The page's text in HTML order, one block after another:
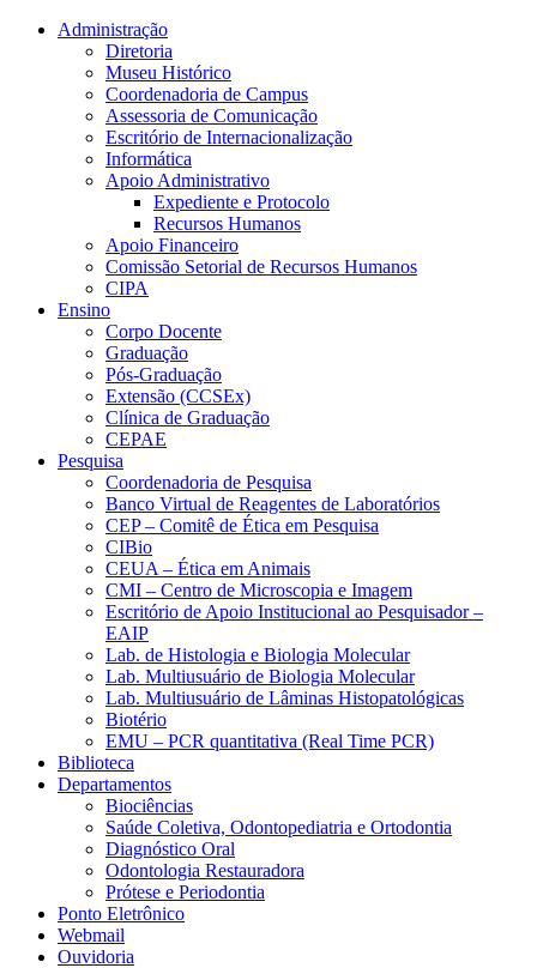
Conteúdo principal Menu principal
Administração
Diretoria
Museu Histórico
Coordenadoria de Campus
Assessoria de Comunicação
Escritório de Internacionalização
Informática
Apoio Administrativo
Expediente e Protocolo
Recursos Humanos
Apoio Financeiro
Comissão Setorial de Recursos Humanos
CIPA
Ensino
Corpo Docente
Graduação
Pós-Graduação
Extensão (CCSEx)
Clínica de Graduação
CEPAE
Pesquisa
Coordenadoria de Pesquisa
Banco Virtual de Reagentes de Laboratórios
CEP – Comitê de Ética em Pesquisa
CIBio
CEUA – Ética em Animais
CMI – Centro de Microscopia e Imagem
Escritório de Apoio Institucional ao Pesquisador –
EAIP
Lab. de Histologia e Biologia Molecular
Lab. Multiusuário de Biologia Molecular
Lab. Multiusuário de Lâminas Histopatológicas
Biotério
EMU – PCR quantitativa (Real Time PCR)
Biblioteca
Departamentos
Biociências
Saúde Coletiva, Odontopediatria e Ortodontia
Diagnóstico Oral
Odontologia Restauradora
Prótese e Periodontia
Ponto Eletrônico
Webmail
Ouvidoria